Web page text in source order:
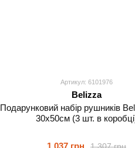
Артикул: 6101976
Belizza
Подарунковий набір рушників
30х50см (3 шт. в
1 307 грн
1 037 грн